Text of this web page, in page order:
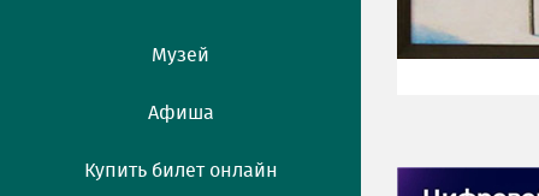
Музей
Афиша
Купить билет онлайн